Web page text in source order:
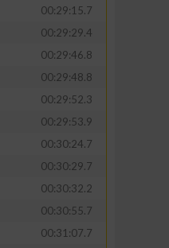
00:29:15.7
00:29:29.4
00:29:46.8
00:29:48.8
00:29:52.3
00:29:53.9
00:30:24.7
00:30:29.7
00:30:32.2
00:30:55.7
00:31:07.7